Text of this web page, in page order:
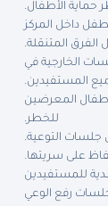
الأطفال.
داخل المركز
الفرق المتنقلة.
الخارجية في
المستفيدين.
المعرضين
للخطر.
التوعية.
على سريتها.
للمستفيدين
جلسات رفع الوعي